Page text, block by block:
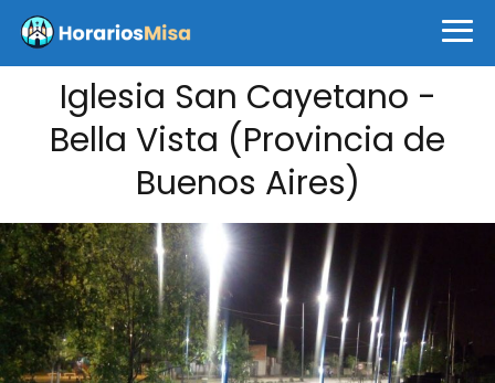
Iglesia San Cayetano -
Bella Vista (Provincia de
Buenos Aires)